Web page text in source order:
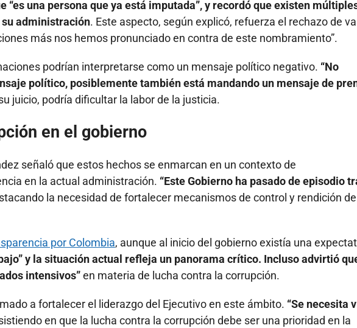
“es una persona que ya está imputada”, y recordó que existen
administración. Este aspecto, según explicó, refuerza el rechazo de
más nos hemos pronunciado en contra de este nombramiento”.
podrían interpretarse como un mensaje político negativo. “No
político, posiblemente también está mandando un mensaje de
juicio, podría dificultar la labor de la justicia.
en el gobierno
señaló que estos hechos se enmarcan en un contexto de
en la actual administración. “Este Gobierno ha pasado de episodio
la necesidad de fortalecer mecanismos de control y rendición de
por Colombia, aunque al inicio del gobierno existía una
y la situación actual refleja un panorama crítico. Incluso advirtió
intensivos”en materia de lucha contra la corrupción.
a fortalecer el liderazgo del Ejecutivo en este ámbito. “Se necesita
en que la lucha contra la corrupción debe ser una prioridad en la